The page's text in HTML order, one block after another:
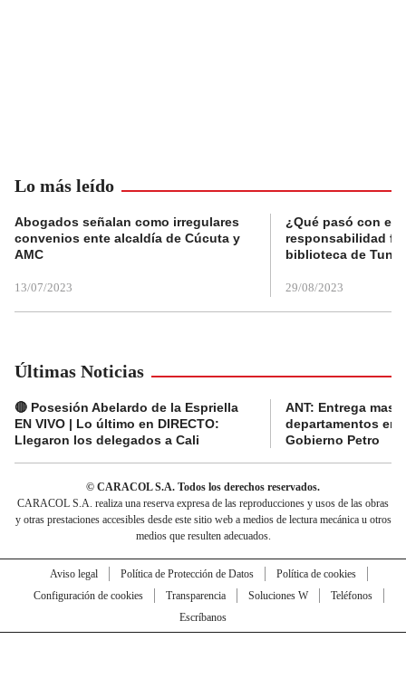
Lo más leído
Abogados señalan como irregulares
convenios ente alcaldía de Cúcuta y
AMC
13/07/2023
¿Qué pasó con el
responsabilidad
biblioteca de
29/08/2023
Últimas Noticias
🔴 Posesión Abelardo de la Espriella
EN VIVO | Lo último en DIRECTO:
Llegaron los delegados a Cali
ANT: Entrega
departamentos en
Gobierno Petro
© CARACOL S.A. Todos los derechos reservados.
CARACOL S.A. realiza una reserva expresa de las reproducciones y usos de las obras
y otras prestaciones accesibles desde este sitio web a medios de lectura mecánica u otros
medios que resulten adecuados.
Aviso legal Política de Protección de Datos
Política de cookies
Configuración de cookies
Transparencia Soluciones W
Teléfonos
Escríbanos